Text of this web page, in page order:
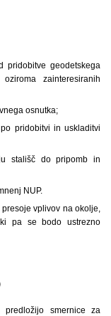
geodetskega
zainteresiranih
osnutka;
pridobitvi in uskladitvi
stališč do pripomb in
NUP.
vplivov na okolje,
pa se bodo ustrezno
smernice za